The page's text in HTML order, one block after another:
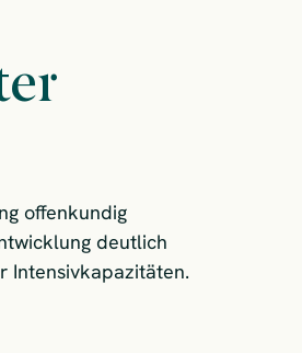
offenkundig
deutlich
Intensivkapazitäten.